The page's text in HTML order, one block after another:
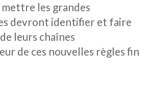
les grandes
devront identifier et faire
leurs chaînes
de ces nouvelles règles fin